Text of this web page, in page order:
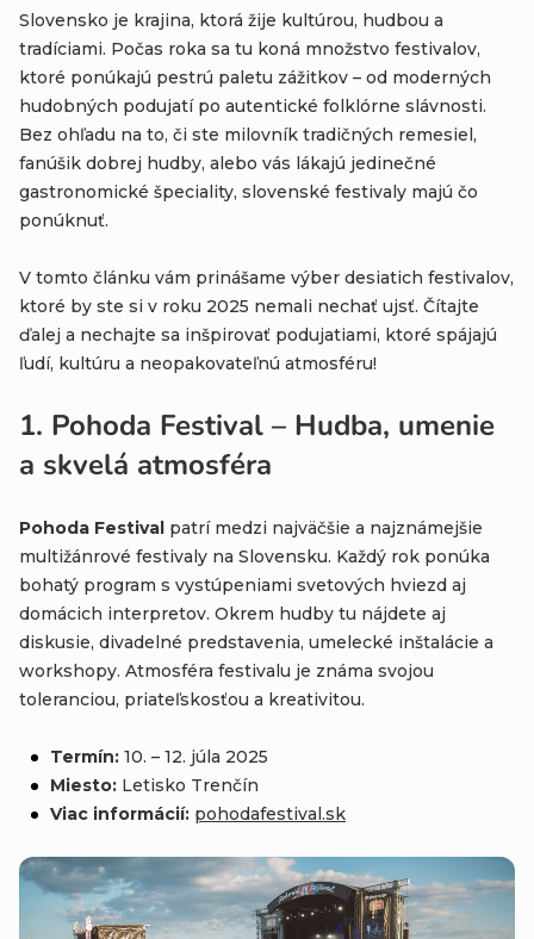
Slovensko je krajina, ktorá žije kultúrou, hudbou a
tradíciami. Počas roka sa tu koná množstvo festivalov,
ktoré ponúkajú pestrú paletu zážitkov – od moderných
hudobných podujatí po autentické folklórne slávnosti.
Bez ohľadu na to, či ste milovník tradičných remesiel,
fanúšik dobrej hudby, alebo vás lákajú jedinečné
gastronomické špeciality, slovenské festivaly majú čo
ponúknuť.
V tomto článku vám prinášame výber desiatich festivalov,
ktoré by ste si v roku 2025 nemali nechať ujsť. Čítajte
ďalej a nechajte sa inšpirovať podujatiami, ktoré spájajú
ľudí, kultúru a neopakovateľnú atmosféru!
1. Pohoda Festival – Hudba, umenie
a skvelá atmosféra
Pohoda Festival patrí medzi najväčšie a najznámejšie
multižánrové festivaly na Slovensku. Každý rok ponúka
bohatý program s vystúpeniami svetových hviezd aj
domácich interpretov. Okrem hudby tu nájdete aj
diskusie, divadelné predstavenia, umelecké inštalácie a
workshopy. Atmosféra festivalu je známa svojou
toleranciou, priateľskosťou a kreativitou.
Termín: 10. – 12. júla 2025
Miesto: Letisko Trenčín
Viac informácií: pohodafestival.sk